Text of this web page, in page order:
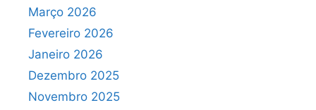
Março 2026
Fevereiro 2026
Janeiro 2026
Dezembro 2025
Novembro 2025